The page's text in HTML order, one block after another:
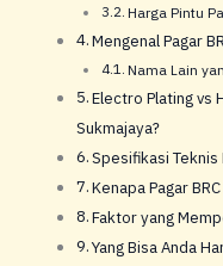
Harga Pintu
Mengenal Pagar
Nama Lain
Electro Plating vs
Sukmajaya?
Spesifikasi Teknis
Kenapa Pagar
Faktor yang
Yang Bisa Anda